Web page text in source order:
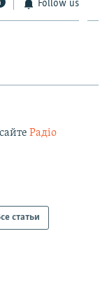
Follow us
Радіо
статьи